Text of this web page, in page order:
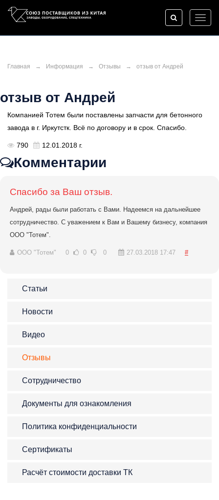
Главная → Информация → Отзывы → отзыв от Андрей
отзыв от Андрей
Компанией Тотем были поставлены запчасти для бетонного
завода в г. Иркутстк. Всё по договору и в срок. Спасибо.
790 12.01.2018 г.
Комментарии
Спасибо за Ваш отзыв.
Андрей, рады были работать с Вами. Надеемся на дальнейшее
сотрудничество. С уважением к Вам и Вашему бизнесу, компания
ООО "Тотем".
ООО "Тотем" 0 0 0 27.03.2018 17:47 #
Статьи
Новости
Видео
Отзывы
Сотрудничество
Документы для ознакомления
Политика конфиденциальности
Сертификаты
Расчёт стоимости доставки ТК